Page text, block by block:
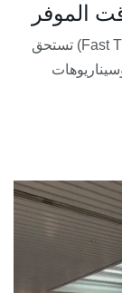
الموفر
اكتشف ما إذا كانت خدمة المسار السريع (Fast Track) تستحق